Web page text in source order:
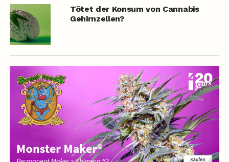
Tötet der Konsum von Cannabis
Gehirnzellen?